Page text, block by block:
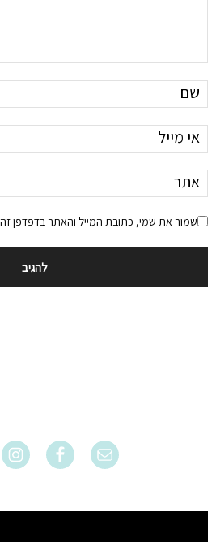
שמור את שמי, כתובת המייל והאתר בדפדפן